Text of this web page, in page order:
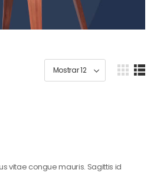
vitae congue mauris. Sagittis id